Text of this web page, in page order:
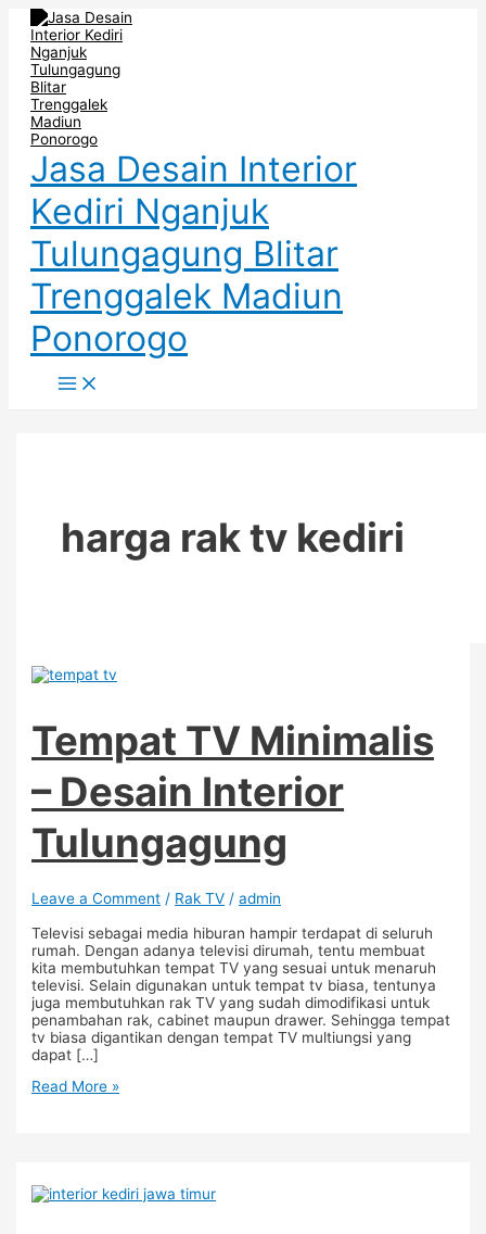
Skip
content
Jasa Desain Interior
Kediri Nganjuk
Tulungagung Blitar
Trenggalek Madiun
Ponorogo
Menu
harga rak tv kediri
Tempat TV Minimalis
– Desain Interior
Tulungagung
Leave a Comment / Rak TV /admin
Televisi sebagai media hiburan hampir terdapat di seluruh
rumah. Dengan adanya televisi dirumah, tentu membuat
kita membutuhkan tempat TV yang sesuai untuk menaruh
televisi. Selain digunakan untuk tempat tv biasa, tentunya
juga membutuhkan rak TV yang sudah dimodifikasi untuk
penambahan rak, cabinet maupun drawer. Sehingga tempat
tv biasa digantikan dengan tempat TV multiungsi yang
dapat […]
Tempat
TV
Minimalis
–
Desain
Interior
Tulungagung
Read More »
Cradenza
TV
Minimalis
–
Interior
Kediri
Jawa
Timur
Ruang
Keluarga
Bawah
Tangga
–
Desain
Interior
Blitar
Post
pagination